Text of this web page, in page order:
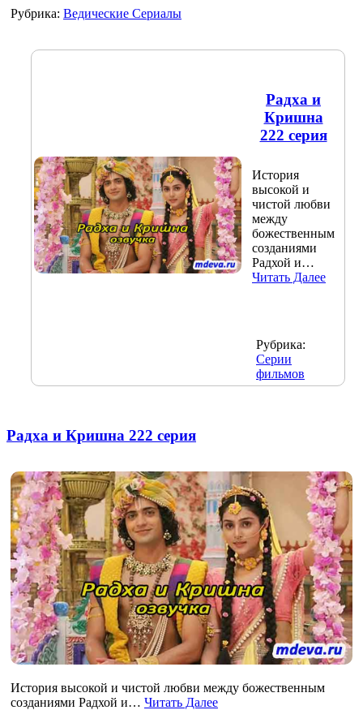
Рубрика: Ведические Сериалы
Радха и
Кришна
222 серия
История
высокой и
чистой любви
между
божественным
созданиями
Радхой и…
Читать Далее
Рубрика:
Серии
фильмов
Радха и Кришна 222 серия
История высокой и чистой любви между божественным
созданиями Радхой и… Читать Далее